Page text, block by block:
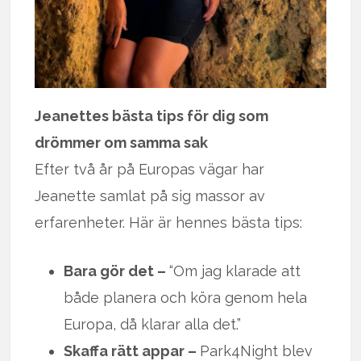
Jeanettes bästa tips för dig som
drömmer om samma sak
Efter två år på Europas vägar har
Jeanette samlat på sig massor av
erfarenheter. Här är hennes bästa tips:
Bara gör det –“Om jag klarade att
både planera och köra genom hela
Europa, då klarar alla det.”
Skaffa rätt appar – Park4Night blev